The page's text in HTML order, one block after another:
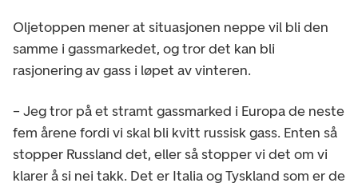
Oljetoppen mener at situasjonen neppe vil bli den
samme i gassmarkedet, og tror det kan bli
rasjonering av gass i løpet av vinteren.
– Jeg tror på et stramt gassmarked i Europa de neste
fem årene fordi vi skal bli kvitt russisk gass. Enten så
stopper Russland det, eller så stopper vi det om vi
klarer å si nei takk. Det er Italia og Tyskland som er de